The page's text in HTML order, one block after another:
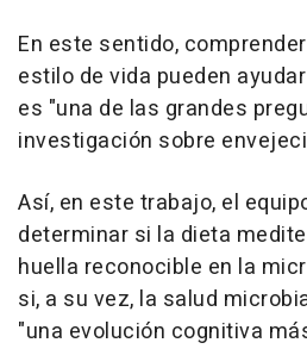
En este sentido,
estilo de vida pueden
es "una de las grandes
investigación sobre
Así, en este trabajo, el
determinar si la dieta
huella reconocible en la
si, a su vez, la salud
"una evolución cognitiva